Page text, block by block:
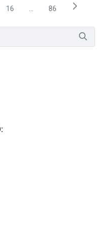
Usar ABA para navegar.
Página
16 PáginasPágina
86